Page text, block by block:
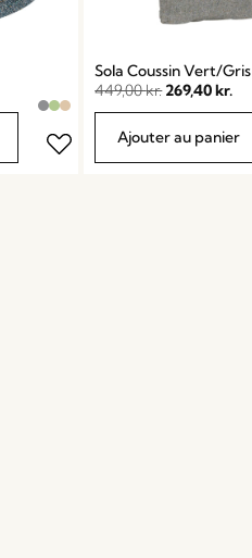
Sola Coussin Vert/Gris
449,00kr. 269,40kr.
Ajouter au panier